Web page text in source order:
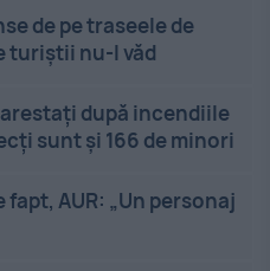
de pe traseele de
turiștii nu-l văd
după incendiile
sunt și 166 de minori
AUR: „Un personaj